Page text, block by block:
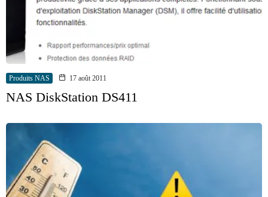
Produits NAS 17 août 2011
NAS DiskStation DS411